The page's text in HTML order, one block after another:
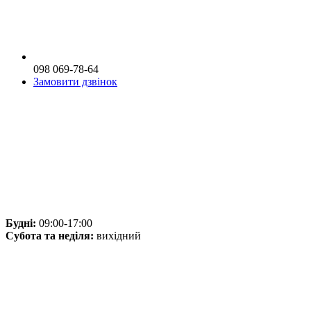
098 069-78-64
Замовити дзвінок
Будні: 09:00-17:00
Субота та неділя: вихідний